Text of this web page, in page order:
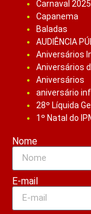
Carnaval 2025
Capanema
Baladas
AUDIÊNCIA
Aniversários
Aniversários
Aniversários
aniversário
28º Líquida
1º Natal do
Nome
E-mail